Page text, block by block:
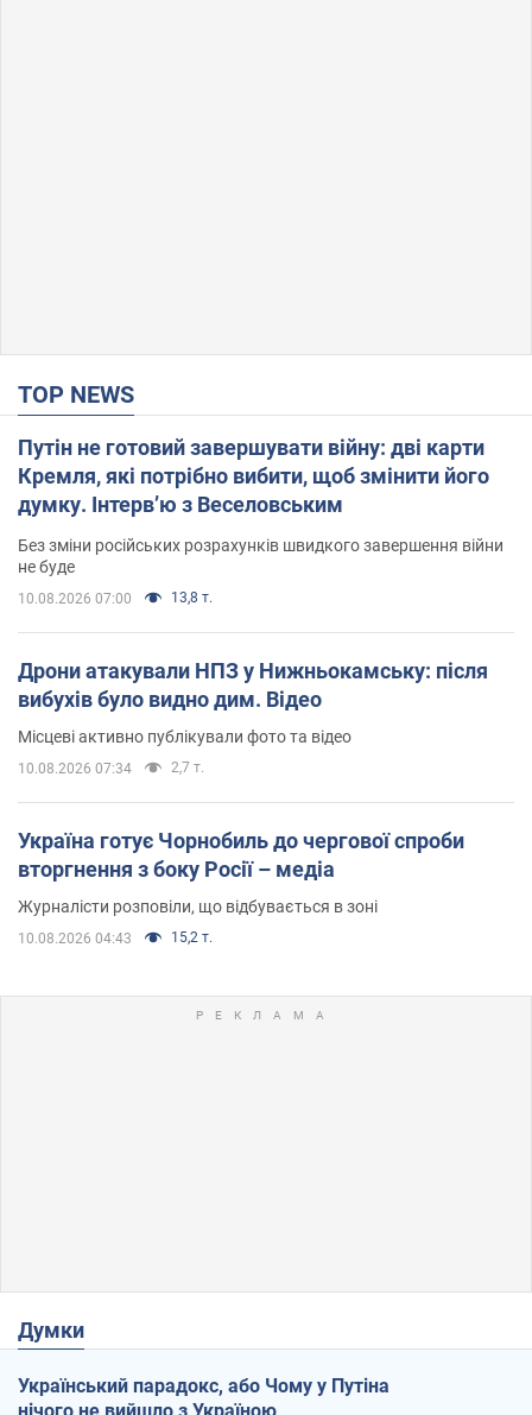
TOP NEWS
Путін не готовий завершувати війну: дві карти
Кремля, які потрібно вибити, щоб змінити його
думку. Інтерв’ю з Веселовським
Без зміни російських розрахунків швидкого завершення війни
не буде
10.08.2026 07:00 13,8 т.
Дрони атакували НПЗ у Нижньокамську: після
вибухів було видно дим. Відео
Місцеві активно публікували фото та відео
10.08.2026 07:34 2,7 т.
Україна готує Чорнобиль до чергової спроби
вторгнення з боку Росії – медіа
Журналісти розповіли, що відбувається в зоні
10.08.2026 04:43 15,2 т.
Думки
Український парадокс, або Чому у Путіна
нічого не вийшло з Україною